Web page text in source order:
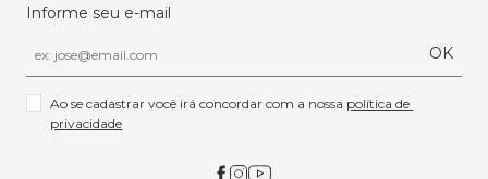
Informe seu e-mail
OK
Ao se cadastrar você irá concordar com a nossa política de
privacidade